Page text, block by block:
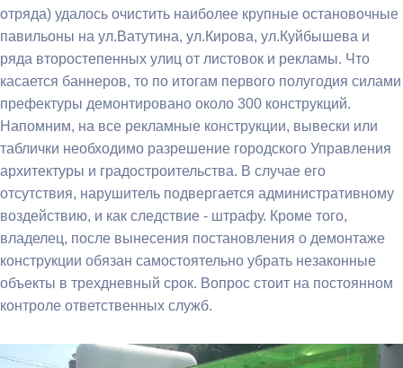
отряда) удалось очистить наиболее крупные остановочные
павильоны на ул.Ватутина, ул.Кирова, ул.Куйбышева и
ряда второстепенных улиц от листовок и рекламы. Что
касается баннеров, то по итогам первого полугодия силами
префектуры демонтировано около 300 конструкций.
Напомним, на все рекламные конструкции, вывески или
таблички необходимо разрешение городского Управления
архитектуры и градостроительства. В случае его
отсутствия, нарушитель подвергается административному
воздействию, и как следствие - штрафу. Кроме того,
владелец, после вынесения постановления о демонтаже
конструкции обязан самостоятельно убрать незаконные
объекты в трехдневный срок. Вопрос стоит на постоянном
контроле ответственных служб.